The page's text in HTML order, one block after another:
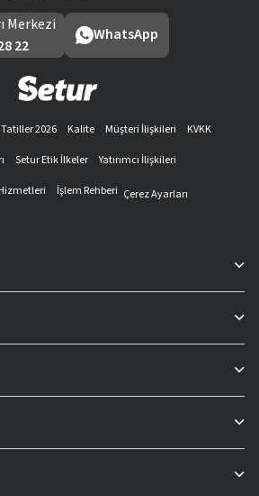
Merkezi
22
WhatsApp
2026 Kalite Müşteri İlişkileri
KVKK
Setur Etik İlkeler
Yatırımcı İlişkileri
İşlem Rehberi Çerez Ayarları